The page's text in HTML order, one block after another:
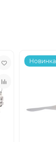
Новинка